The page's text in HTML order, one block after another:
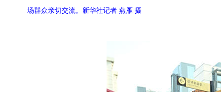
场群众亲切交流。新华社记者 燕雁 摄